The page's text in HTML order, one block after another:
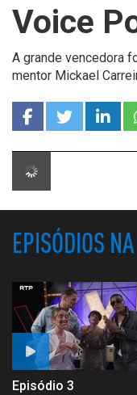
Voice
A grande vencedora
mentor Mickael
EPISÓDIOS NA
Episódio 3